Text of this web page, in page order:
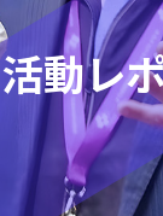
活動レ